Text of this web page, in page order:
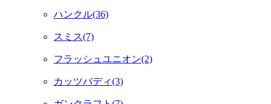
ハンクル(36)
スミス(7)
フラッシュユニオン(2)
カッツバディ(3)